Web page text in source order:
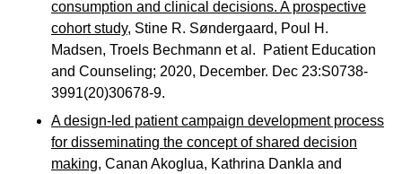
consumption and clinical decisions. A prospective
cohort study, Stine R. Søndergaard, Poul H.
Madsen, Troels Bechmann et al. Patient Education
and Counseling; 2020, December. Dec 23:S0738-
3991(20)30678-9.
A design-led patient campaign development process
for disseminating the concept of shared decision
making, Canan Akoglua, Kathrina Dankla and